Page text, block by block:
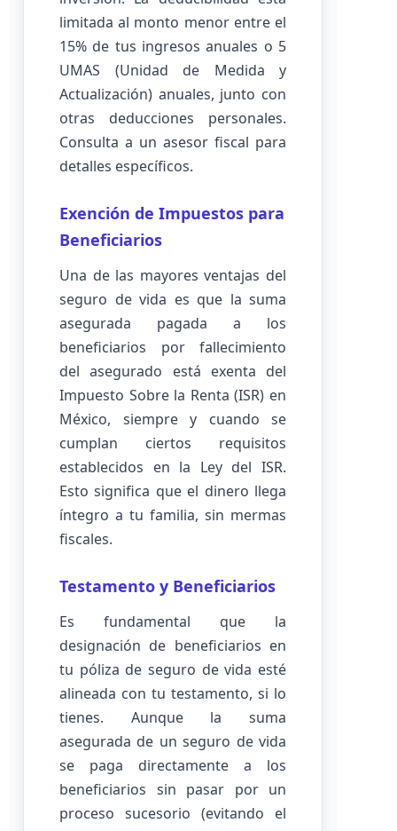
limitada al monto menor entre el
15% de tus ingresos anuales o 5
UMAS (Unidad de Medida y
Actualización) anuales, junto con
otras deducciones personales.
Consulta a un asesor fiscal para
detalles específicos.
Exención de Impuestos para
Beneficiarios
Una de las mayores ventajas del
seguro de vida es que la suma
asegurada pagada a los
beneficiarios por fallecimiento
del asegurado está exenta del
Impuesto Sobre la Renta (ISR) en
México, siempre y cuando se
cumplan ciertos requisitos
establecidos en la Ley del ISR.
Esto significa que el dinero llega
íntegro a tu familia, sin mermas
fiscales.
Testamento y Beneficiarios
Es fundamental que la
designación de beneficiarios en
tu póliza de seguro de vida esté
alineada con tu testamento, si lo
tienes. Aunque la suma
asegurada de un seguro de vida
se paga directamente a los
beneficiarios sin pasar por un
proceso sucesorio (evitando el